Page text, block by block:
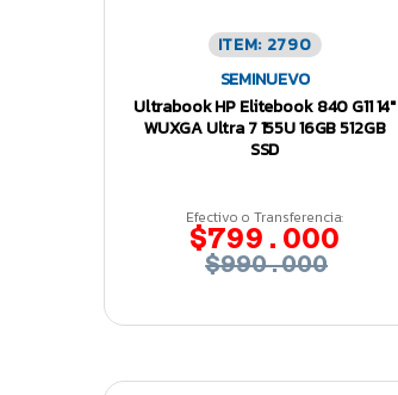
ITEM: 2790
SEMINUEVO
Ultrabook HP Elitebook 840 G11 14″
WUXGA Ultra 7 155U 16GB 512GB
SSD
Efectivo o Transferencia:
$799.000
$990.000